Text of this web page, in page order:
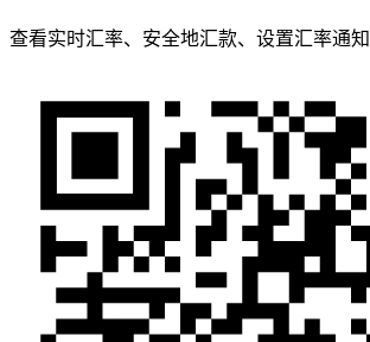
查看实时汇率、安全地汇款、设置汇率通知